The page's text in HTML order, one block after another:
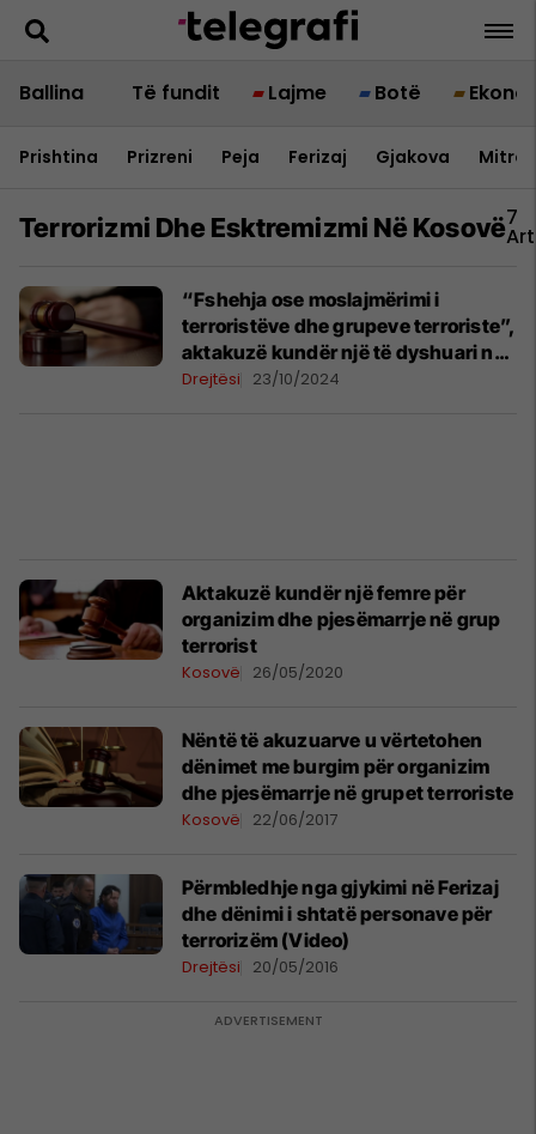
Ballina Të fundit Lajme Botë
Prishtina Prizreni Peja Ferizaj Gjakova
Terrorizmi Dhe Esktremizmi Në Kosovë7
“Fshehja ose moslajmërimi i
terroristëve dhe grupeve terroriste”,
aktakuzë kundër një të dyshuari në
Prishtinë
Drejtësi 23/10/2024
Aktakuzë kundër një femre për
organizim dhe pjesëmarrje në grup
terrorist
Kosovë 26/05/2020
Nëntë të akuzuarve u vërtetohen
dënimet me burgim për organizim
dhe pjesëmarrje në grupet terroriste
Kosovë 22/06/2017
Përmbledhje nga gjykimi në Ferizaj
dhe dënimi i shtatë personave për
terrorizëm (Video)
Drejtësi 20/05/2016